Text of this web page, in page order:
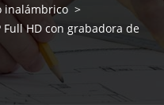
inalámbrico >
Full HD con grabadora de